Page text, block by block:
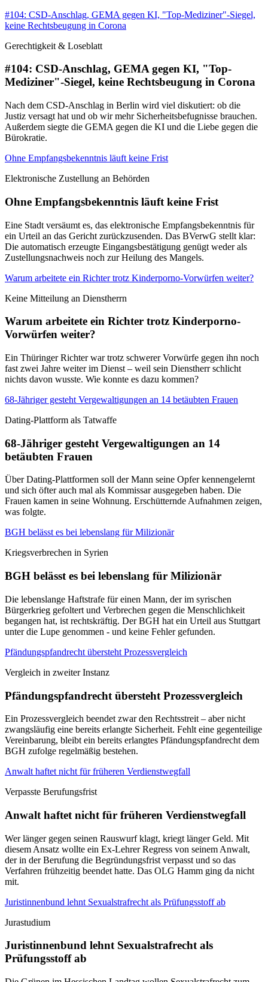
#104: CSD-Anschlag, GEMA gegen KI, "Top-Mediziner"-Siegel,
keine Rechtsbeugung in Corona
Gerechtigkeit & Loseblatt
#104: CSD-Anschlag, GEMA gegen KI, "Top-
Mediziner"-Siegel, keine Rechtsbeugung in Corona
Nach dem CSD-Anschlag in Berlin wird viel diskutiert: ob die
Justiz versagt hat und ob wir mehr Sicherheitsbefugnisse brauchen.
Außerdem siegte die GEMA gegen die KI und die Liebe gegen die
Bürokratie.
Ohne Empfangsbekenntnis läuft keine Frist
Elektronische Zustellung an Behörden
Ohne Empfangsbekenntnis läuft keine Frist
Eine Stadt versäumt es, das elektronische Empfangsbekenntnis für
ein Urteil an das Gericht zurückzusenden. Das BVerwG stellt klar:
Die automatisch erzeugte Eingangsbestätigung genügt weder als
Zustellungsnachweis noch zur Heilung des Mangels.
Warum arbeitete ein Richter trotz Kinderporno-Vorwürfen weiter?
Keine Mitteilung an Dienstherrn
Warum arbeitete ein Richter trotz Kinderporno-
Vorwürfen weiter?
Ein Thüringer Richter war trotz schwerer Vorwürfe gegen ihn noch
fast zwei Jahre weiter im Dienst – weil sein Dienstherr schlicht
nichts davon wusste. Wie konnte es dazu kommen?
68-Jähriger gesteht Vergewaltigungen an 14 betäubten Frauen
Dating-Plattform als Tatwaffe
68-Jähriger gesteht Vergewaltigungen an 14
betäubten Frauen
Über Dating-Plattformen soll der Mann seine Opfer kennengelernt
und sich öfter auch mal als Kommissar ausgegeben haben. Die
Frauen kamen in seine Wohnung. Erschütternde Aufnahmen zeigen,
was folgte.
BGH belässt es bei lebenslang für Milizionär
Kriegsverbrechen in Syrien
BGH belässt es bei lebenslang für Milizionär
Die lebenslange Haftstrafe für einen Mann, der im syrischen
Bürgerkrieg gefoltert und Verbrechen gegen die Menschlichkeit
begangen hat, ist rechtskräftig. Der BGH hat ein Urteil aus Stuttgart
unter die Lupe genommen - und keine Fehler gefunden.
Pfändungspfandrecht übersteht Prozessvergleich
Vergleich in zweiter Instanz
Pfändungspfandrecht übersteht Prozessvergleich
Ein Prozessvergleich beendet zwar den Rechtsstreit – aber nicht
zwangsläufig eine bereits erlangte Sicherheit. Fehlt eine gegenteilige
Vereinbarung, bleibt ein bereits erlangtes Pfändungspfandrecht dem
BGH zufolge regelmäßig bestehen.
Anwalt haftet nicht für früheren Verdienstwegfall
Verpasste Berufungsfrist
Anwalt haftet nicht für früheren Verdienstwegfall
Wer länger gegen seinen Rauswurf klagt, kriegt länger Geld. Mit
diesem Ansatz wollte ein Ex-Lehrer Regress von seinem Anwalt,
der in der Berufung die Begründungsfrist verpasst und so das
Verfahren frühzeitig beendet hatte. Das OLG Hamm ging da nicht
mit.
Juristinnenbund lehnt Sexualstrafrecht als Prüfungsstoff ab
Jurastudium
Juristinnenbund lehnt Sexualstrafrecht als
Prüfungsstoff ab